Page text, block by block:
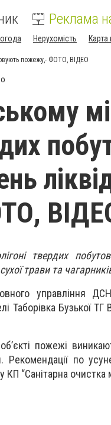
Реклама
Нерухомість Карта
пожежу,- ФОТО, ВІДЕО
твердих
трави та
управління
Таборівка Бузької ТГ
пожежі
Рекомендації по
“Санітарна очистка